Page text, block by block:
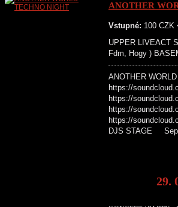
ANOTHER
Vstupné: 100 CZK
UPPER LIVEACT
Fdm, Hogy )
ANOTHER
https://
https://
https://
https://
DJS STAGE
29.